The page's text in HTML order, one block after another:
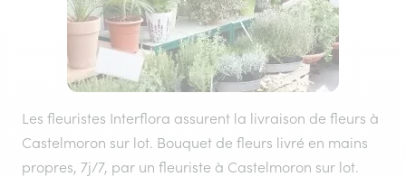
Les fleuristes Interflora assurent la livraison de fleurs à
Castelmoron sur lot. Bouquet de fleurs livré en mains
propres, 7j/7, par un fleuriste à Castelmoron sur lot.